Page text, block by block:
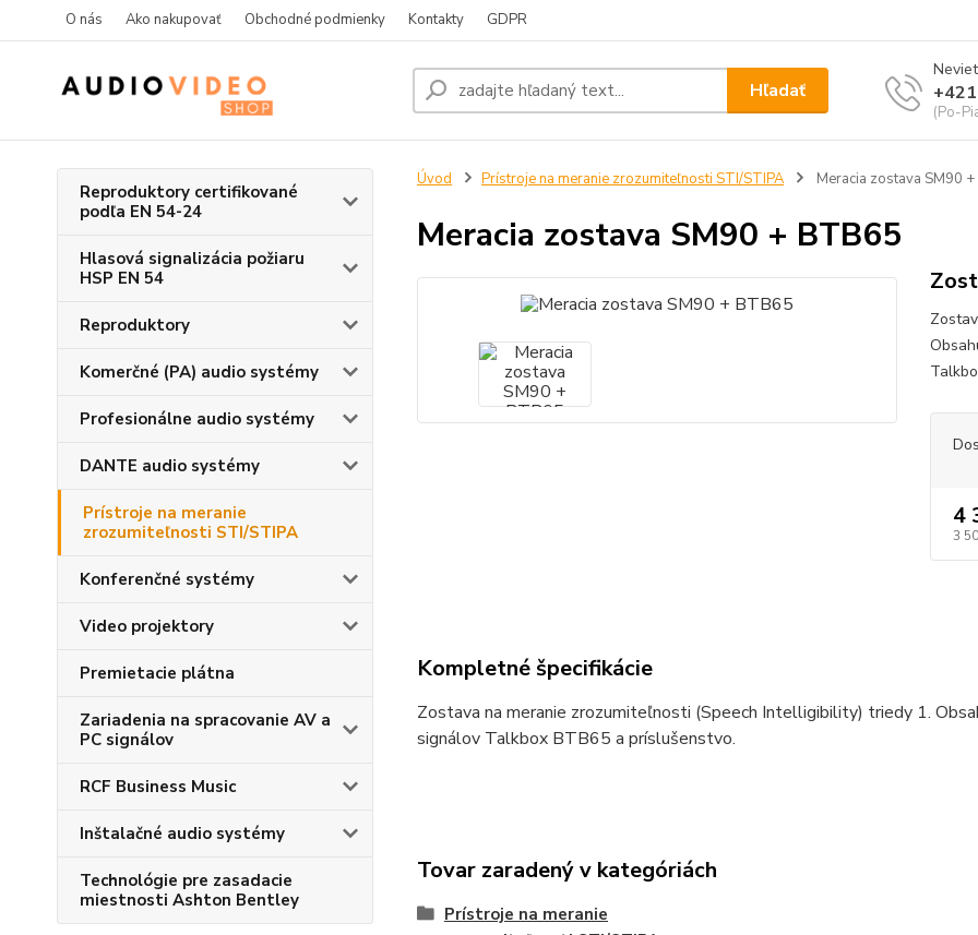
O nás Ako nakupovať Obchodné podmienky Kontakty GDPR
Hľadať
(Po-
Reproduktory certifikované
podľa EN 54-24
Hlasová signalizácia požiaru
HSP EN 54
Reproduktory
Komerčné (PA) audio systémy
Profesionálne audio systémy
DANTE audio systémy
Prístroje na meranie
zrozumiteľnosti STI/STIPA
Konferenčné systémy
Video projektory
Premietacie plátna
Zariadenia na spracovanie AV a
PC signálov
RCF Business Music
Inštalačné audio systémy
Technológie pre zasadacie
miestnosti Ashton Bentley
Úvod Prístroje na meranie zrozumiteľnosti STI/STIPA Meracia zostava SM90
Meracia zostava SM90 + BTB65
4
3
Kompletné špecifikácie
Zostava na meranie zrozumiteľnosti (Speech Intelligibility) triedy 1.
signálov Talkbox BTB65 a príslušenstvo.
Tovar zaradený v kategóriách
Prístroje na meranie